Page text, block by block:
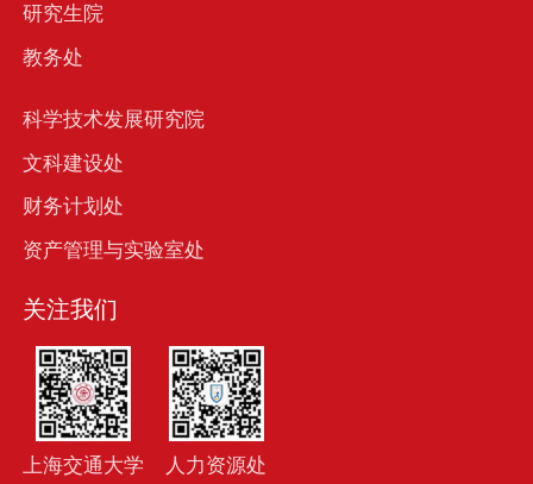
研究生院
教务处
科学技术发展研究院
文科建设处
财务计划处
资产管理与实验室处
关注我们
上海交通大学 人力资源处